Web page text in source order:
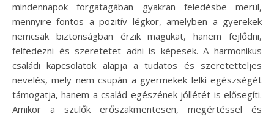
mindennapok forgatagában gyakran feledésbe merül,
mennyire fontos a pozitív légkör, amelyben a gyerekek
nemcsak biztonságban érzik magukat, hanem fejlődni,
felfedezni és szeretetet adni is képesek. A harmonikus
családi kapcsolatok alapja a tudatos és szeretetteljes
nevelés, mely nem csupán a gyermekek lelki egészségét
támogatja, hanem a család egészének jóllétét is elősegíti.
Amikor a szülők erőszakmentesen, megértéssel és